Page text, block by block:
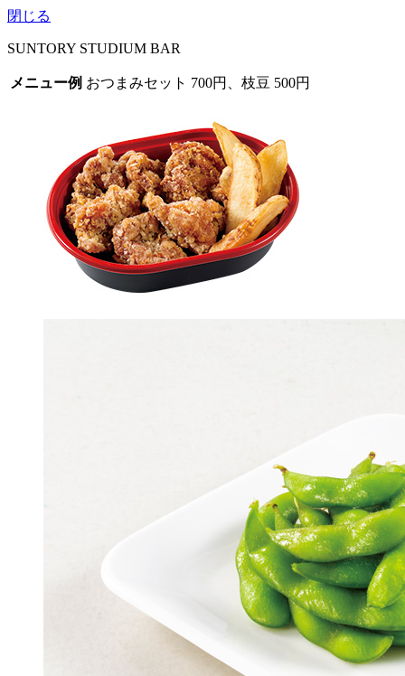
閉じる
SUNTORY STUDIUM BAR
メニュー例 おつまみセット 700円、枝豆 500円